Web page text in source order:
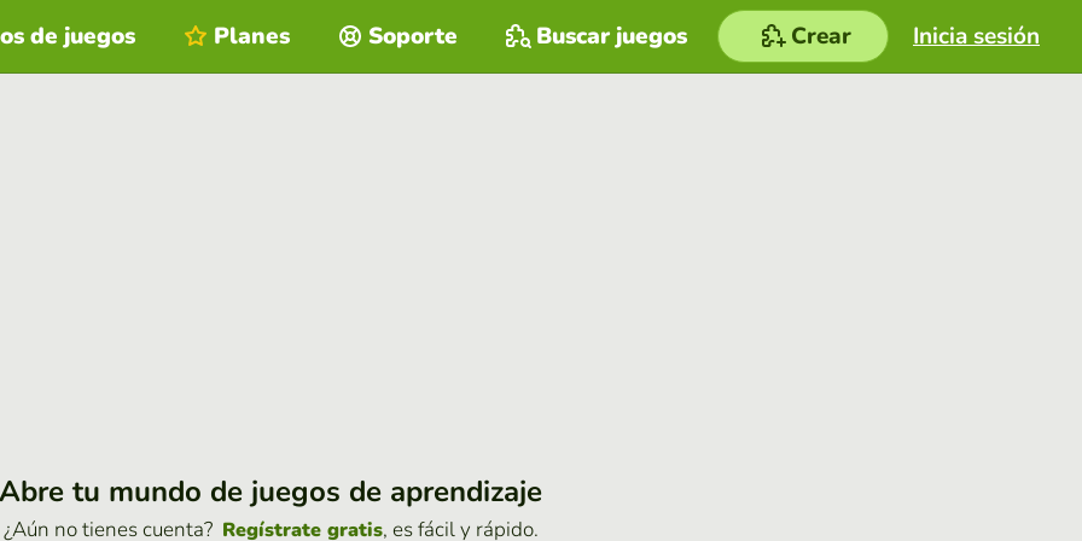
Inicia sesión
de juegos Planes Soporte Buscar juegos Crear
Abre tu mundo de juegos de aprendizaje
¿Aún no tienes cuenta? Regístrate gratis, es fácil y rápido.